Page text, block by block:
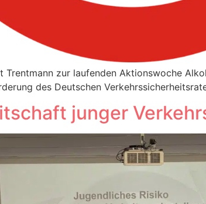
Trentmann zur laufenden Aktionswoche
des Deutschen
junger